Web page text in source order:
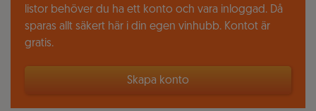
listor behöver du ha ett konto och vara inloggad. Då
sparas allt säkert här i din egen vinhubb. Kontot är
gratis.
Skapa konto